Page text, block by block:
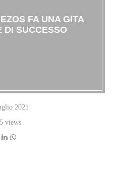
FA UNA GITA
DI SUCCESSO
2021
views